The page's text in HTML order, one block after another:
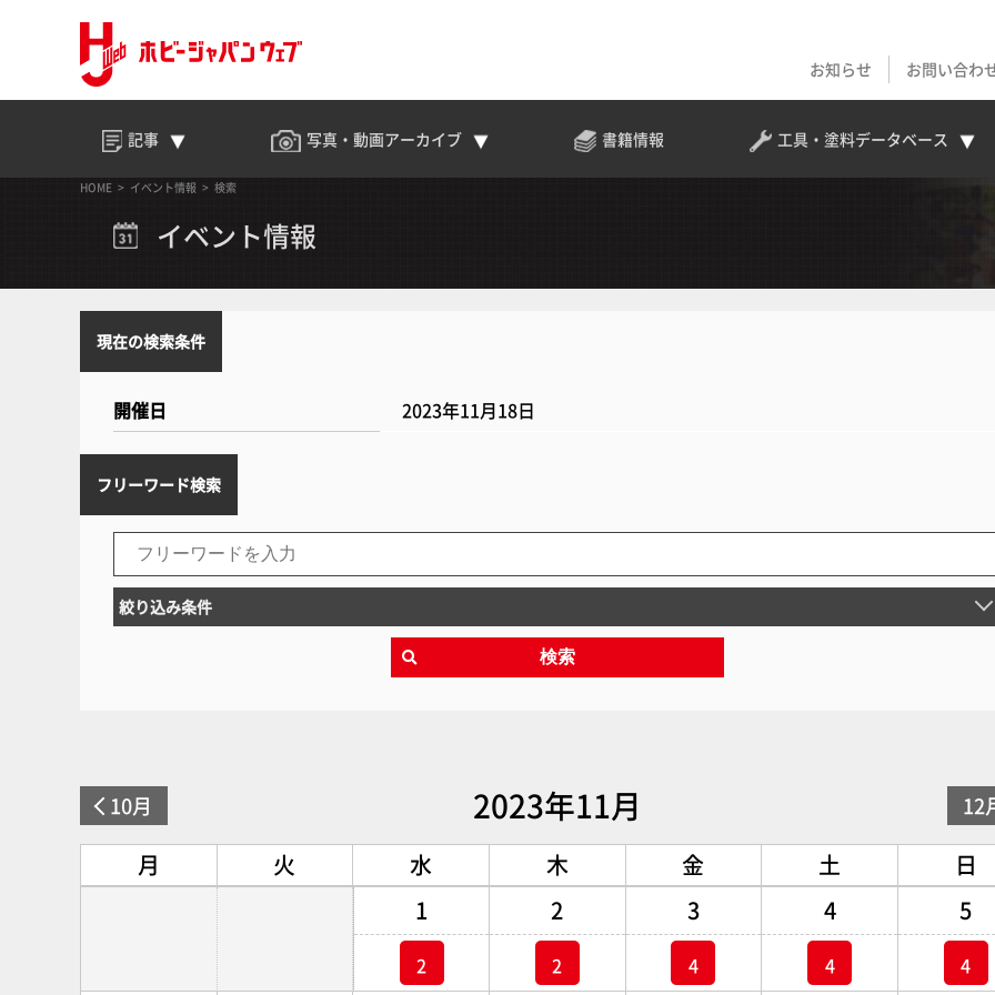
お知らせ お問い合わ
記事 写真・動画アーカイブ 書籍情報 工具・塗料データベース
HOME イベント情報 検索
イベント情報
現在の検索条件
開催日 2023年11月18日
フリーワード検索
絞り込み条件
検索
10月 2023年11月 12
月 火 水 木 金 土
日
1
2
2
2
3
4
4
4
5
4